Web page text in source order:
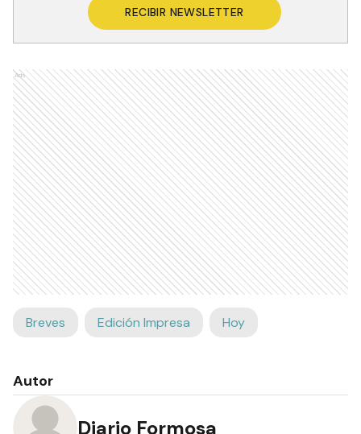
RECIBIR NEWSLETTER
Ads
Breves Edición Impresa Hoy
Autor
Diario Formosa